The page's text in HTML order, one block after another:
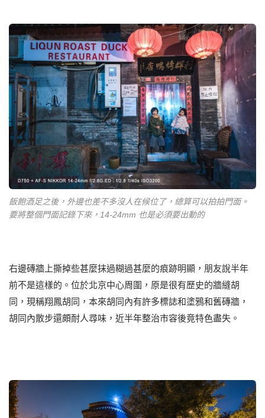
飯飽酒足之後，外邊也差不多沒人在候位了，總算可以拍拍門面。
要將整個門面記錄下來，14-24mm 也是必須要出動的
右邊磚牆上撕掉些甚麼抹過糊過甚麼的痕跡明顯，朋友說半年
前不是這樣的。位於北京中心周圍，原是很有歷史的牆縫胡
同，現稱翔鳳胡同，本來胡同內有許多標誌和塗鴉和舊磚牆，
胡同內散步還頗耐人尋味，近半年整治市容後竟特色盡失。